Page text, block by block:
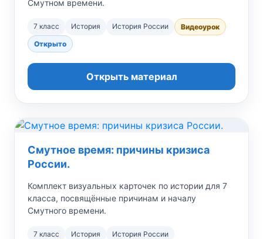
Смутном времени.
7 класс История История России
Видеоурок
Открыто
Открыть материал
Смутное время: причины кризиса
России.
Комплект визуальных карточек по истории для 7
класса, посвящённые причинам и началу
Смутного времени.
7 класс История
История России